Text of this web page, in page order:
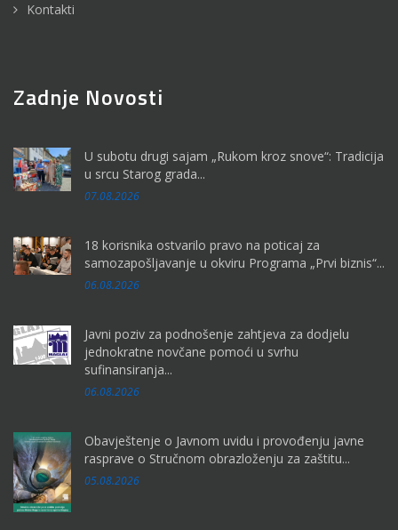
Kontakti
Zadnje Novosti
U subotu drugi sajam „Rukom kroz snove“: Tradicija
u srcu Starog grada...
07.08.2026
18 korisnika ostvarilo pravo na poticaj za
samozapošljavanje u okviru Programa „Prvi biznis“...
06.08.2026
Javni poziv za podnošenje zahtjeva za dodjelu
jednokratne novčane pomoći u svrhu
sufinansiranja...
06.08.2026
Obavještenje o Javnom uvidu i provođenju javne
rasprave o Stručnom obrazloženju za zaštitu...
05.08.2026